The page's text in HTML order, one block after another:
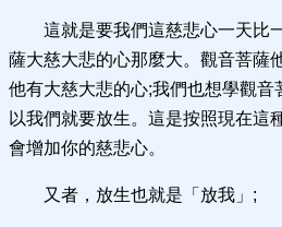
這就是要我們這慈悲心一天比
薩大慈大悲的心那麼大。觀音菩薩
他有大慈大悲的心;我們也想學觀音
以我們就要放生。這是按照現在這
會增加你的慈悲心。
又者，放生也就是「放我」;